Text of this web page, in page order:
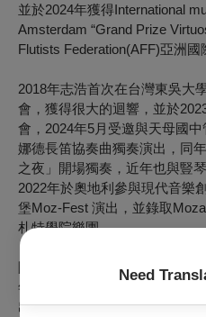
Need
並於2024年獲得International
Amsterdam “Grand Prize
Flutists Federation(AFF)亞洲國
2018年志浩首次在台灣東吳大
會，獲得很大的迴響，並於
會，2024年5月受邀與天母國
娜德長笛協奏曲獨奏演出，同
之夜」開場獨奏，近年也與豎
2022年於奧地利參與現代音樂
堡Moz-Fest 演出，並錄取
札特學院樂團。
除了比賽及演出，志浩也加入
年錄取NTSO國際青少年管弦
出、同年也錄取TMAF台北大